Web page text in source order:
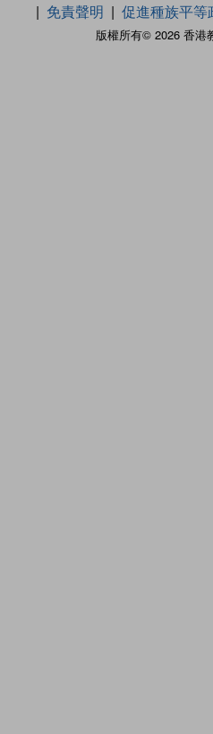
版權所有© 2026 香港
免責聲明
促進種族平等